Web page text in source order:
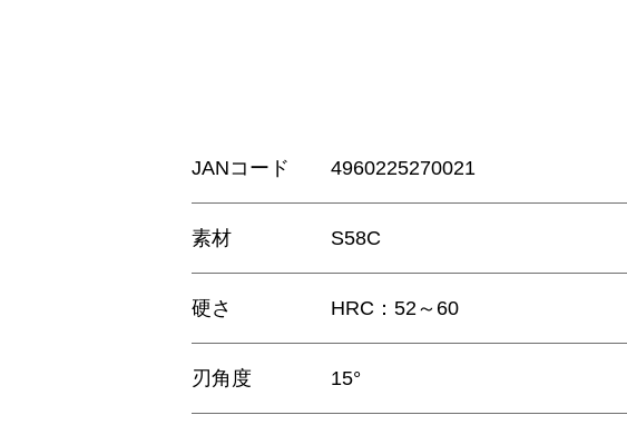
JANコード 4960225270021
素材 S58C
硬さ HRC：52～60
刃角度 15°